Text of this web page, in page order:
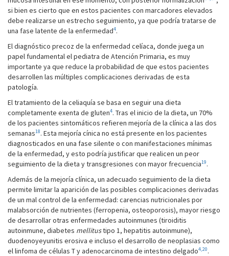
si bien es cierto que en estos pacientes con marcadores elevados
debe realizarse un estrecho seguimiento, ya que podría tratarse de
una fase latente de la enfermedad4.
El diagnóstico precoz de la enfermedad celíaca, donde juega un
papel fundamental el pediatra de Atención Primaria, es muy
importante ya que reduce la probabilidad de que estos pacientes
desarrollen las múltiples complicaciones derivadas de esta
patología.
El tratamiento de la celiaquía se basa en seguir una dieta
completamente exenta de gluten4. Tras el inicio de la dieta, un 70%
de los pacientes sintomáticos refieren mejoría de la clínica a las dos
semanas18. Esta mejoría cínica no está presente en los pacientes
diagnosticados en una fase silente o con manifestaciones mínimas
de la enfermedad, y esto podría justificar que realicen un peor
seguimiento de la dieta y transgresiones con mayor frecuencia19.
Además de la mejoría clínica, un adecuado seguimiento de la dieta
permite limitar la aparición de las posibles complicaciones derivadas
de un mal control de la enfermedad: carencias nutricionales por
malabsorción de nutrientes (ferropenia, osteoporosis), mayor riesgo
de desarrollar otras enfermedades autoinmunes (tiroiditis
autoinmune, diabetes mellitustipo 1, hepatitis autoinmune),
duodenoyeyunitis erosiva e incluso el desarrollo de neoplasias como
el linfoma de células T y adenocarcinoma de intestino delgado4,20.